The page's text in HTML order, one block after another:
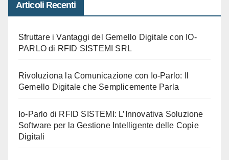
Articoli Recenti
Sfruttare i Vantaggi del Gemello Digitale con IO-
PARLO di RFID SISTEMI SRL
Rivoluziona la Comunicazione con Io-Parlo: Il
Gemello Digitale che Semplicemente Parla
Io-Parlo di RFID SISTEMI: L’Innovativa Soluzione
Software per la Gestione Intelligente delle Copie
Digitali